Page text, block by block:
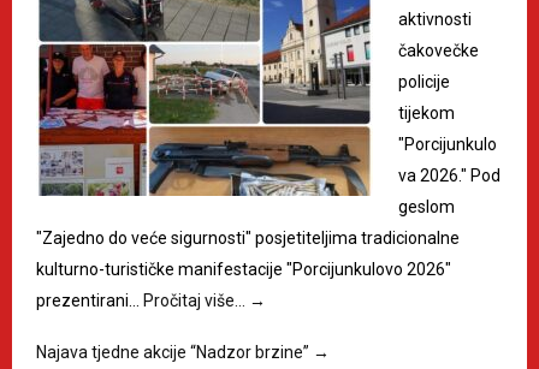
aktivnosti
čakovečke
policije
tijekom
"Porcijunkulo
va 2026." Pod
geslom
"Zajedno do veće sigurnosti" posjetiteljima tradicionalne
kulturno-turističke manifestacije "Porcijunkulovo 2026"
prezentirani… Pročitaj više… →
Najava tjedne akcije “Nadzor brzine” →